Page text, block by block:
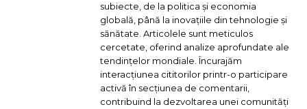
subiecte, de la politica și economia
globală, până la inovațiile din tehnologie și
sănătate. Articolele sunt meticulos
cercetate, oferind analize aprofundate ale
tendințelor mondiale. Încurajăm
interacțiunea cititorilor printr-o participare
activă în secțiunea de comentarii,
contribuind la dezvoltarea unei comunități